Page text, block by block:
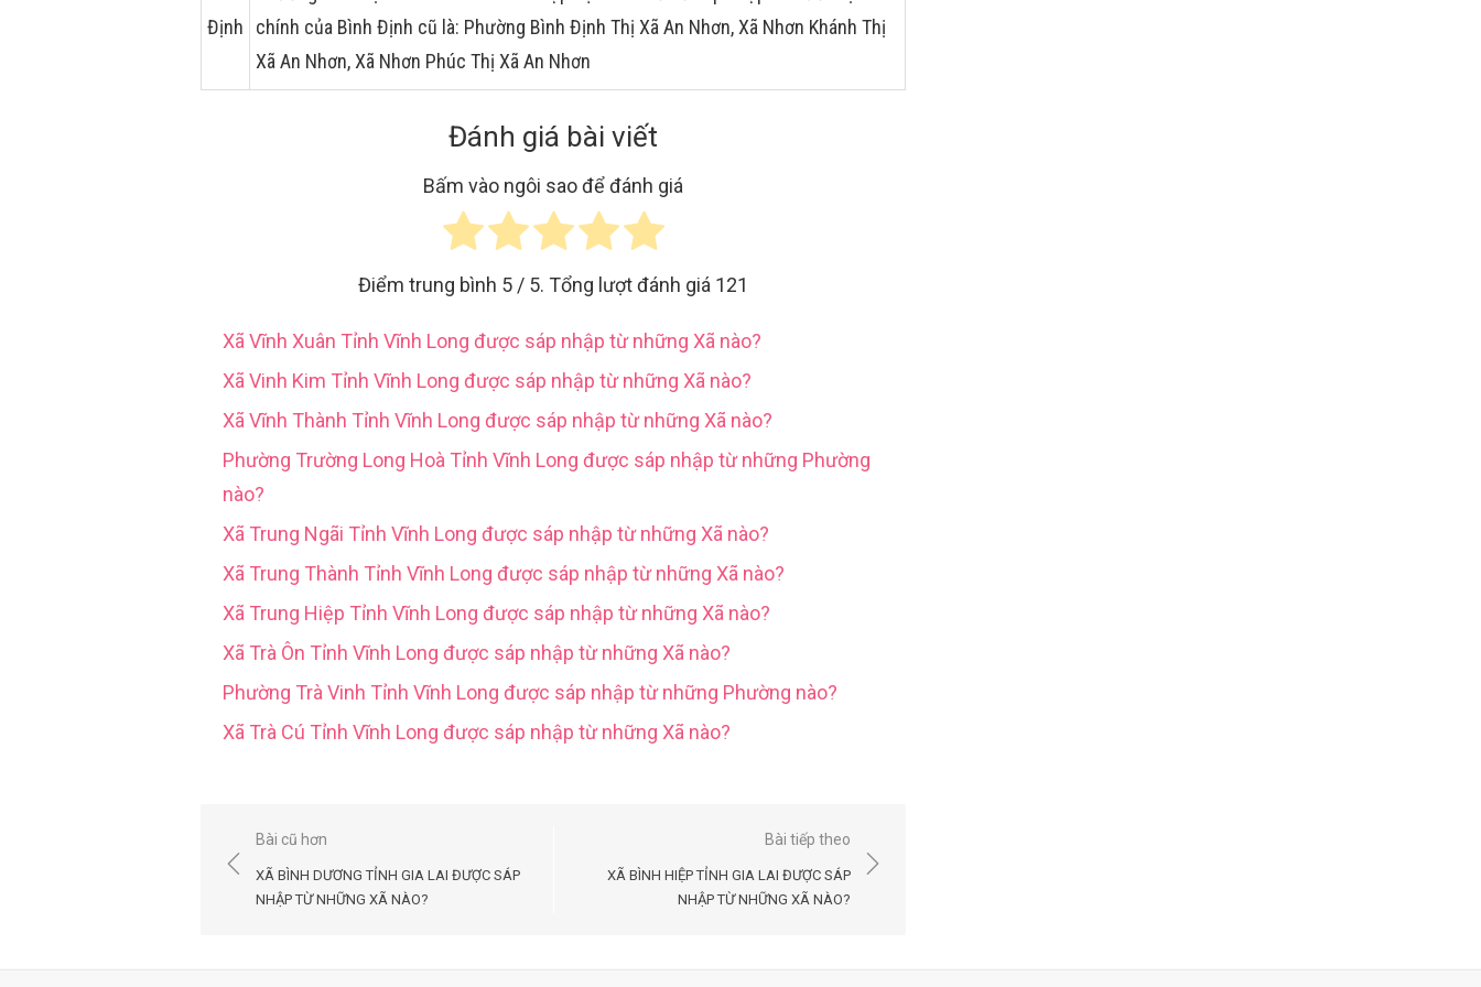
Định
chính của Bình Định cũ là: Phường Bình Định Thị Xã An Nhơn, Xã Nhơn Khánh Thị
Xã An Nhơn, Xã Nhơn Phúc Thị Xã An Nhơn
Đánh giá bài viết
Bấm vào ngôi sao để đánh giá
Điểm trung bình 5 / 5. Tổng lượt đánh giá 121
Xã Vĩnh Xuân Tỉnh Vĩnh Long được sáp nhập từ những Xã nào?
Xã Vinh Kim Tỉnh Vĩnh Long được sáp nhập từ những Xã nào?
Xã Vĩnh Thành Tỉnh Vĩnh Long được sáp nhập từ những Xã nào?
Phường Trường Long Hoà Tỉnh Vĩnh Long được sáp nhập từ những Phường
nào?
Xã Trung Ngãi Tỉnh Vĩnh Long được sáp nhập từ những Xã nào?
Xã Trung Thành Tỉnh Vĩnh Long được sáp nhập từ những Xã nào?
Xã Trung Hiệp Tỉnh Vĩnh Long được sáp nhập từ những Xã nào?
Xã Trà Ôn Tỉnh Vĩnh Long được sáp nhập từ những Xã nào?
Phường Trà Vinh Tỉnh Vĩnh Long được sáp nhập từ những Phường nào?
Xã Trà Cú Tỉnh Vĩnh Long được sáp nhập từ những Xã nào?
Điều
hướng
Bài cũ hơn
XÃ BÌNH DƯƠNG TỈNH GIA LAI ĐƯỢC SÁP
NHẬP TỪ NHỮNG XÃ NÀO?
Bài tiếp theo
XÃ BÌNH HIỆP TỈNH GIA LAI ĐƯỢC SÁP
NHẬP TỪ NHỮNG XÃ NÀO?